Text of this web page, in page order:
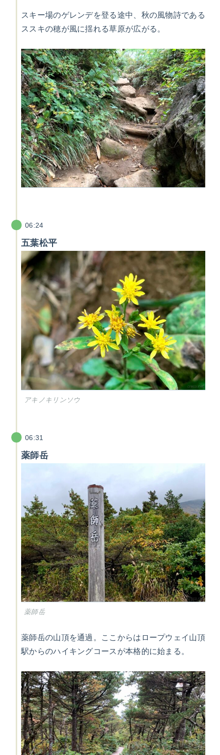
スキー場のゲレンデを登る途中、秋の風物詩である
ススキの穂が風に揺れる草原が広がる。
06:24
五葉松平
アキノキリンソウ
06:31
薬師岳
薬師岳
薬師岳の山頂を通過。ここからはロープウェイ山頂
駅からのハイキングコースが本格的に始まる。